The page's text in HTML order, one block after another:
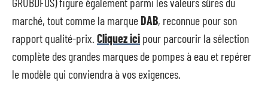
marché, tout comme la marqueDAB, reconnue pour son
rapport qualité-prix. Cliquez ici pour parcourir la sélection
complète des grandes marques de pompes à eau et repérer
le modèle qui conviendra à vos exigences.